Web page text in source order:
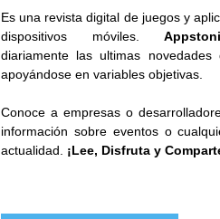
Es una revista digital de juegos y
dispositivos móviles.
diariamente las ultimas novedades
apoyándose en variables objetivas.
Conoce a empresas o
información sobre eventos o
actualidad. ¡Lee, Disfruta y